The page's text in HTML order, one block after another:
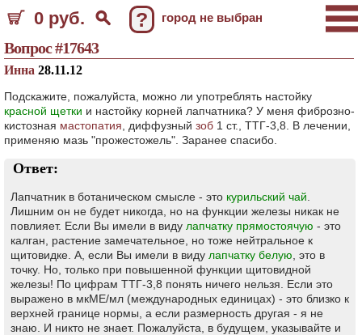
0 руб. ? город не выбран
Вопрос #17643
Инна 28.11.12
Подскажите, пожалуйста, можно ли употреблять настойку
красной щетки и настойку корней лапчатника? У меня фиброзно-
кистозная мастопатия , диффузный зоб 1 ст., ТТГ-3,8. В лечении,
применяю мазь "прожестожель". Заранее спасибо.
Ответ:
Лапчатник в ботаническом смысле - это курильский чай
Лишним он не будет никогда, но на функции железы никак не
повлияет. Если Вы имели в виду лапчатку прямостоячую - это
калган, растение замечательное, но тоже нейтральное к
щитовидке. А, если Вы имели в виду лапчатку белую , это в
точку. Но, только при повышенной функции щитовидной
железы! По цифрам ТТГ-3,8 понять ничего нельзя. Если это
выражено в мкМЕ/мл (международных единицах) - это близко к
верхней границе нормы, а если размерность другая - я не
знаю. И никто не знает. Пожалуйста, в будущем, указывайте и